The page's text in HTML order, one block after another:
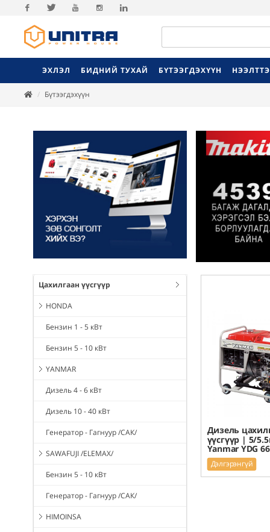
Facebook
ЭХЛЭЛ БИДНИЙ ТУХАЙ БҮТЭЭГДЭХҮҮН
Бүтээгдэхүүн
Цахилгаан үүсгүүр
HONDA
Бензин 1 - 5 кВт
Бензин 5 - 10 кВт
YANMAR
Дизель 4 - 6 кВт
Дизель 10 - 40 кВт
Генератор - Гагнуур /САК/
SAWAFUJI /ELEMAX/
Бензин 5 - 10 кВт
Генератор - Гагнуур /САК/
HIMOINSA
Дизель
үүсгүүр | 5/
Yanmar YDG
Дэлгэрэнгүй